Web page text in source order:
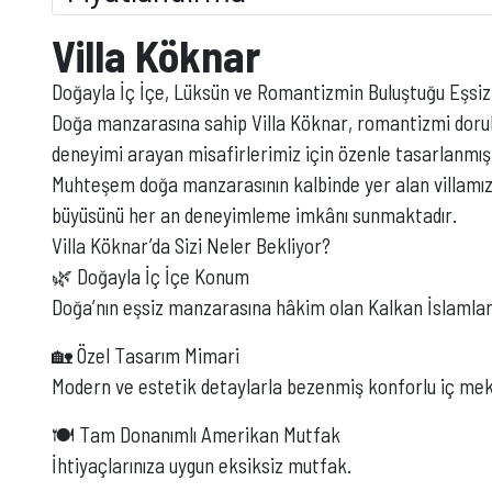
Villa Köknar
Doğayla İç İçe, Lüksün ve Romantizmin Buluştuğu
Doğa manzarasına sahip Villa Köknar, romantizmi
deneyimi arayan misafirlerimiz için özenle
Muhteşem doğa manzarasının kalbinde yer alan
büyüsünü her an deneyimleme imkânı sunmaktadır.
Villa Köknar’da Sizi Neler Bekliyor?
🌿 Doğayla İç İçe Konum
Doğa’nın eşsiz manzarasına hâkim olan Kalkan
🏡 Özel Tasarım Mimari
Modern ve estetik detaylarla bezenmiş konforlu iç
🍽️ Tam Donanımlı Amerikan Mutfak
İhtiyaçlarınıza uygun eksiksiz mutfak.